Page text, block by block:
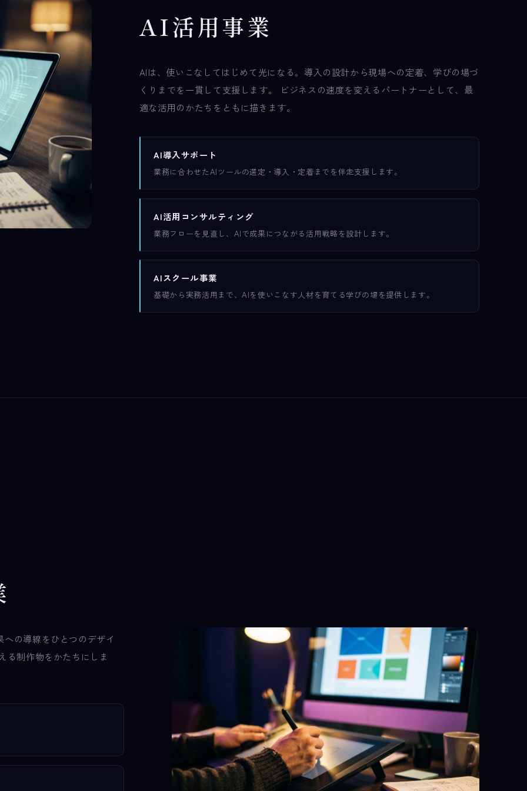
AI活用事業
AIは、使いこなしてはじめて光になる。導入の設計から現場への定着、学びの場づ
くりまでを一貫して支援します。 ビジネスの速度を変えるパートナーとして、最
適な活用のかたちをともに描きます。
AI導入サポート
業務に合わせたAIツールの選定・導入・定着までを伴走支援します。
AI活用コンサルティング
業務フローを見直し、AIで成果につながる活用戦略を設計します。
AIスクール事業
基礎から実務活用まで、AIを使いこなす人材を育てる学びの場を提供します。
の導線をひとつのデザイ
る制作物をかたちにしま